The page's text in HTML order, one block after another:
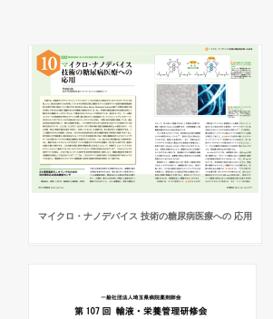
マイクロ・ナノデバイス 技術の糖尿病医療への 応用